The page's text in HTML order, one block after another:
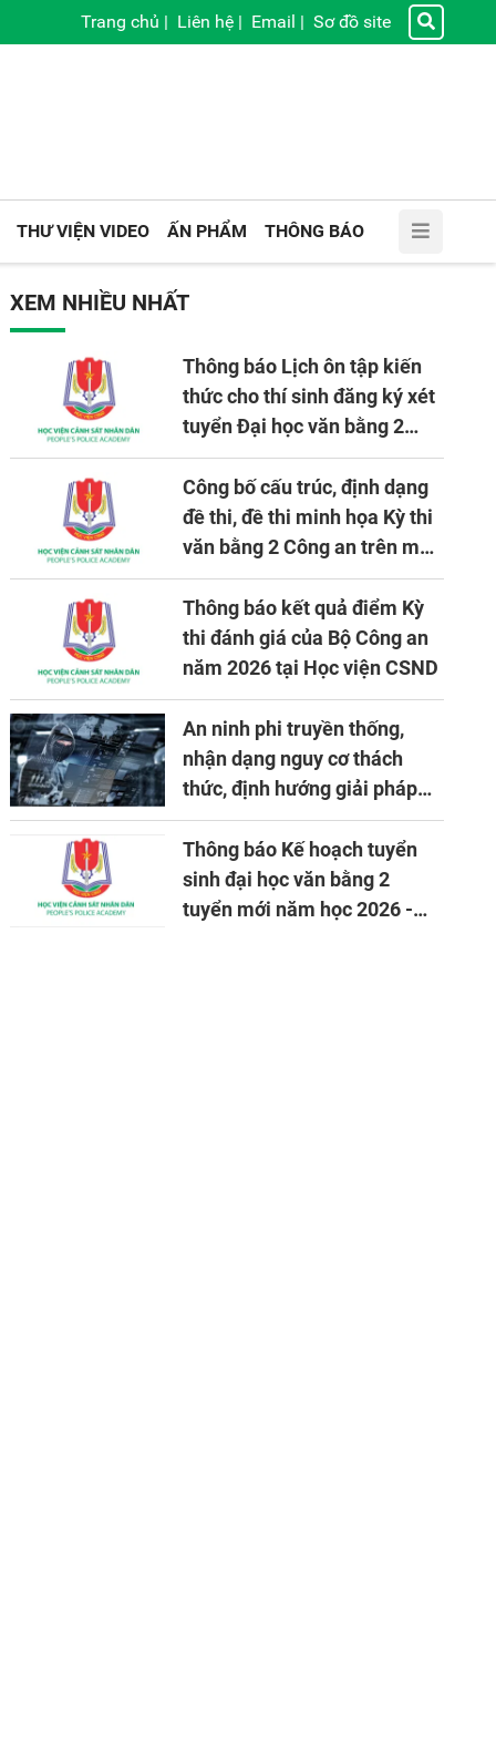
Trang chủ | Liên hệ | Email | Sơ đồ site
THƯ VIỆN VIDEO ẤN PHẨM THÔNG BÁO
XEM NHIỀU NHẤT
Thông báo Lịch ôn tập kiến
thức cho thí sinh đăng ký xét
tuyển Đại học văn bằng 2
tuyển mới, mở tại Học viện
CSND năm học 2026 - 2027
Công bố cấu trúc, định dạng
đề thi, đề thi minh họa Kỳ thi
văn bằng 2 Công an trên máy
tính
Thông báo kết quả điểm Kỳ
thi đánh giá của Bộ Công an
năm 2026 tại Học viện CSND
An ninh phi truyền thống,
nhận dạng nguy cơ thách
thức, định hướng giải pháp
đảm bảo an ninh quốc gia
trong tình hình hiện nay
Thông báo Kế hoạch tuyển
sinh đại học văn bằng 2
tuyển mới năm học 2026 -